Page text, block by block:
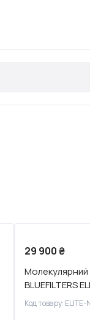
29 900₴
Молекулярний
BLUEFILTERS
Код товару: ELITE-